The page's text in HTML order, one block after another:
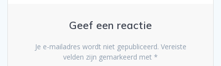
Geef een reactie
Je e-mailadres wordt niet gepubliceerd. Vereiste
velden zijn gemarkeerd met *